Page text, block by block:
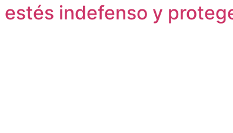
indefenso y